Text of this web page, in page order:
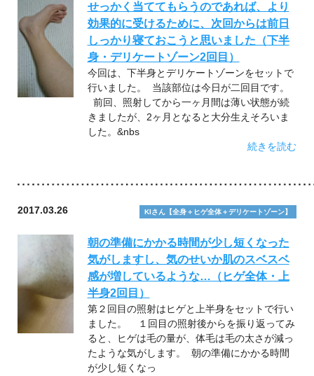
せっかく当ててもらうのであれば、より
効果的に受けるために、次回からは前日
しっかり寝ておこうと思いました（下半
身・デリケートゾーン2回目）
今回は、下半身とデリケートゾーンをセットで
行いました。 当該部位は今日が二回目です。
前回、照射してから一ヶ月間は薄い状態が続
きましたが、2ヶ月となると大分生えそろいま
した。&nbs
続きを読む
2017.03.26 KIさん【全身＋ヒゲ全体＋デリケートゾーン】
朝の準備にかかる時間が少し短くなった
気がしますし、気のせいか肌のスベスベ
感が増しているような…（ヒゲ全体・上
半身2回目）
第２回目の照射はヒゲと上半身をセットで行い
ました。 １回目の照射後からを振り返ってみ
ると、ヒゲは毛の量が、体毛は毛の太さが減っ
たような気がします。 朝の準備にかかる時間
が少し短くなっ